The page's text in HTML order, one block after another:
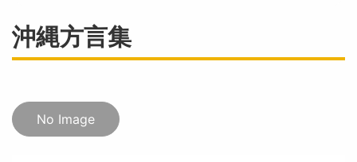
沖縄方言集
No Image